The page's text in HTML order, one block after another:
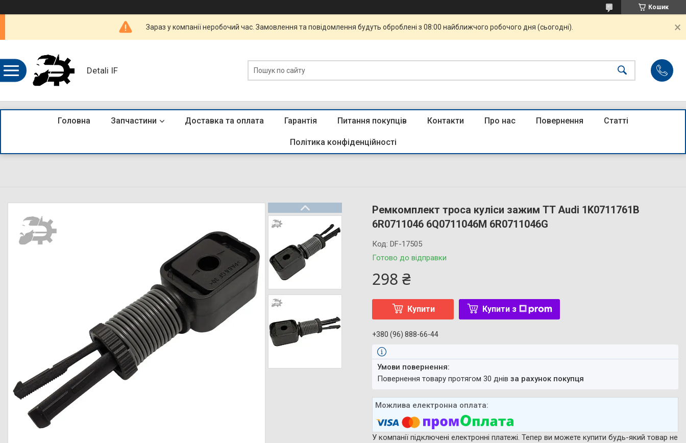
Кошик
Зараз у компанії неробочий час. Замовлення та повідомлення будуть оброблені з 08:00 найближчого робочого дня (сьогодні).
Detali IF
Головна Запчастини Доставка та оплата Гарантія Питання покупців Контакти Про нас Повернення Статті
Політика конфіденційності
Ремкомплект троса куліси зажим TT Audi 1K0711761B
6R0711046 6Q0711046M 6R0711046G
Готово до відправки
Код:DF-17505
298 ₴
Купити Купити з
+380 (96) 888-66-44
повернення товару протягом 30 днівза рахунок покупця
У компанії підключені електронні платежі. Тепер ви можете купити будь-який товар не